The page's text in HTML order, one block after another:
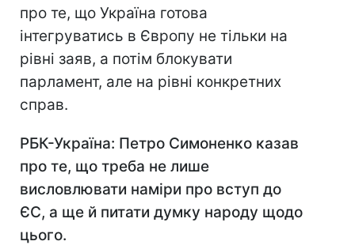
про те, що Україна готова
інтегруватись в Європу не тільки на
рівні заяв, а потім блокувати
парламент, але на рівні конкретних
справ.
РБК-Україна: Петро Симоненко казав
про те, що треба не лише
висловлювати наміри про вступ до
ЄС, а ще й питати думку народу щодо
цього.